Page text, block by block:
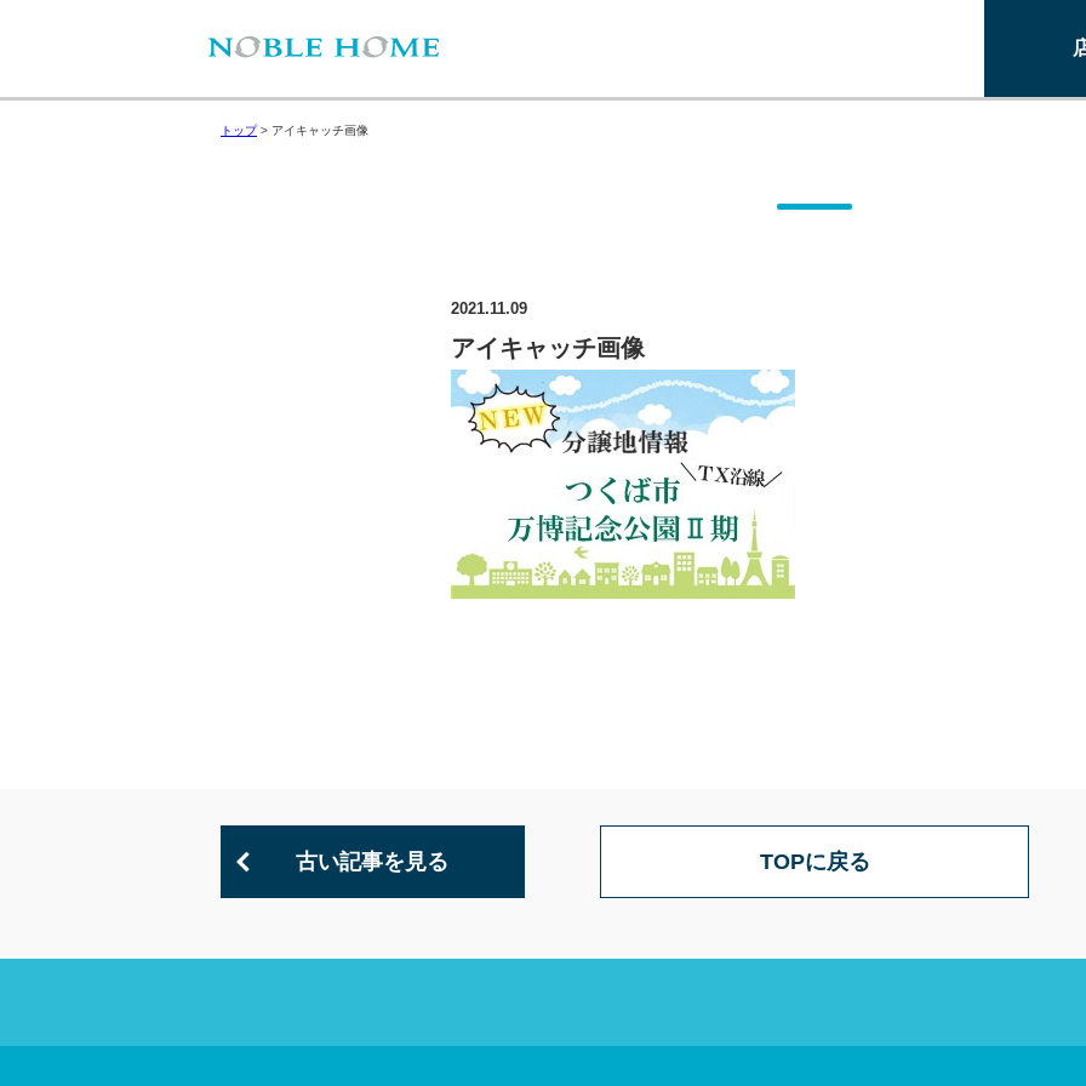
トップ> アイキャッチ画像
2021.11.09
アイキャッチ画像
古い記事を見る TOPに戻る